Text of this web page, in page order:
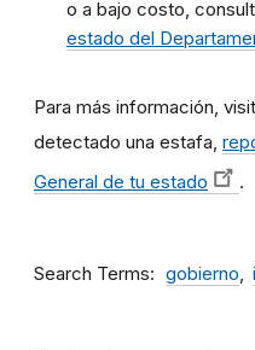
o a bajo costo,
estado del
Para más información,
detectado una estafa,
General de tu estado
.
Search Terms gobierno